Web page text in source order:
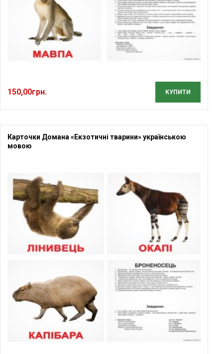
150,00грн. КУПИТИ
Карточки Домана «Екзотичні тварини» українською
мовою